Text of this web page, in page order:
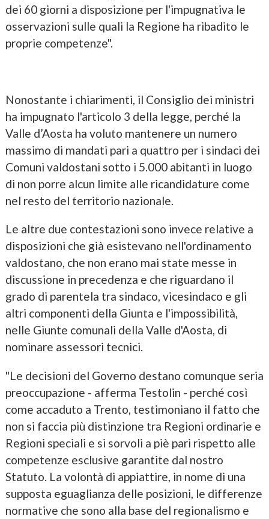
dei 60 giorni a disposizione per l'impugnativa le
osservazioni sulle quali la Regione ha ribadito le
proprie competenze".
Nonostante i chiarimenti, il Consiglio dei ministri
ha impugnato l'articolo 3 della legge, perché la
Valle d’Aosta ha voluto mantenere un numero
massimo di mandati pari a quattro per i sindaci dei
Comuni valdostani sotto i 5.000 abitanti in luogo
di non porre alcun limite alle ricandidature come
nel resto del territorio nazionale.
Le altre due contestazioni sono invece relative a
disposizioni che già esistevano nell'ordinamento
valdostano, che non erano mai state messe in
discussione in precedenza e che riguardano il
grado di parentela tra sindaco, vicesindaco e gli
altri componenti della Giunta e l'impossibilità,
nelle Giunte comunali della Valle d'Aosta, di
nominare assessori tecnici.
"Le decisioni del Governo destano comunque seria
preoccupazione - afferma Testolin - perché così
come accaduto a Trento, testimoniano il fatto che
non si faccia più distinzione tra Regioni ordinarie e
Regioni speciali e si sorvoli a piè pari rispetto alle
competenze esclusive garantite dal nostro
Statuto. La volontà di appiattire, in nome di una
supposta eguaglianza delle posizioni, le differenze
normative che sono alla base del regionalismo e